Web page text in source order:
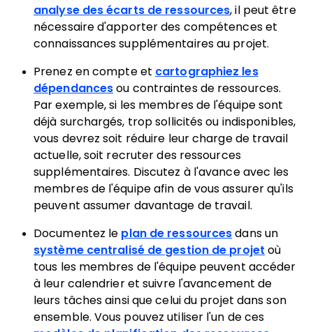
analyse des écarts de ressources, il peut être
nécessaire d'apporter des compétences et
connaissances supplémentaires au projet.
Prenez en compte et cartographiez les
dépendances ou contraintes de ressources.
Par exemple, si les membres de l'équipe sont
déjà surchargés, trop sollicités ou indisponibles,
vous devrez soit réduire leur charge de travail
actuelle, soit recruter des ressources
supplémentaires. Discutez à l'avance avec les
membres de l'équipe afin de vous assurer qu'ils
peuvent assumer davantage de travail.
Documentez le plan de ressources dans un
système centralisé de gestion de projet où
tous les membres de l'équipe peuvent accéder
à leur calendrier et suivre l'avancement de
leurs tâches ainsi que celui du projet dans son
ensemble. Vous pouvez utiliser l'un de ces